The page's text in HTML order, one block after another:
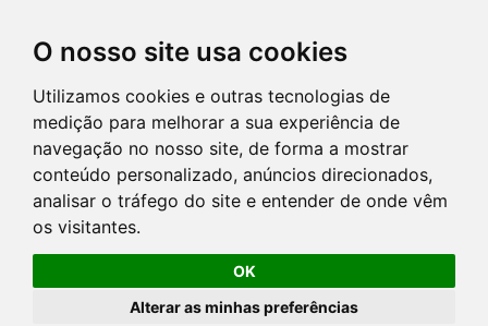
O nosso site usa cookies
Utilizamos cookies e outras tecnologias de
medição para melhorar a sua experiência de
navegação no nosso site, de forma a mostrar
conteúdo personalizado, anúncios direcionados,
analisar o tráfego do site e entender de onde vêm
os visitantes.
OK
Alterar as minhas preferências